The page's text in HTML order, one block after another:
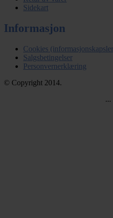
Sidekart
Informasjon
Cookies
Salgsbetingelser
Personvernerklæring
© Copyright 2014.
...